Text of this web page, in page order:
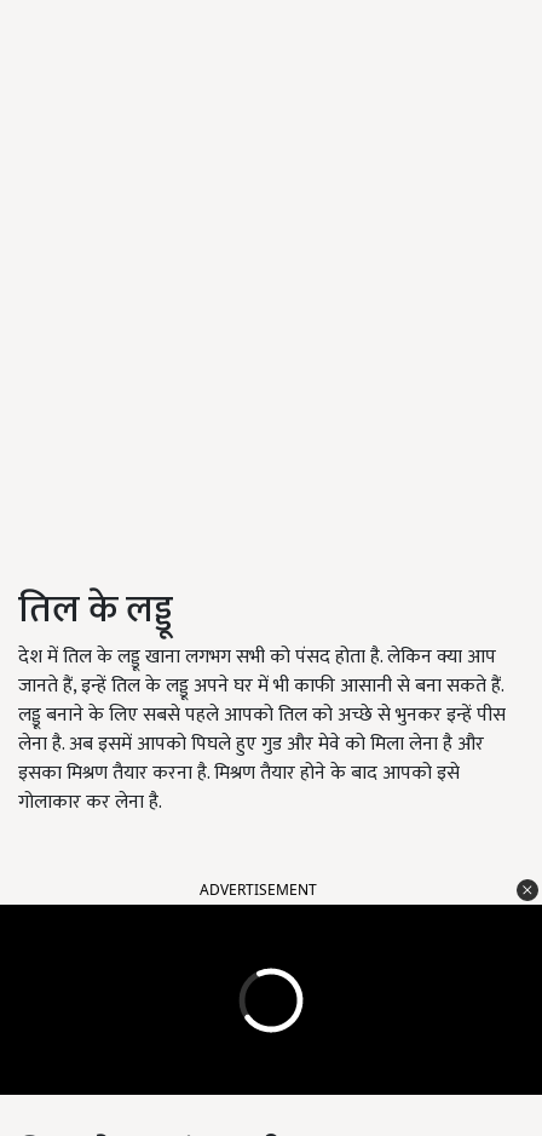
तिल के लड्डू
देश में तिल के लड्डू खाना लगभग सभी को पंसद होता है. लेकिन क्या आप
जानते हैं, इन्हें तिल के लड्डू अपने घर में भी काफी आसानी से बना सकते हैं.
लड्डू बनाने के लिए सबसे पहले आपको तिल को अच्छे से भुनकर इन्हें पीस
लेना है. अब इसमें आपको पिघले हुए गुड और मेवे को मिला लेना है और
इसका मिश्रण तैयार करना है. मिश्रण तैयार होने के बाद आपको इसे
गोलाकार कर लेना है.
ADVERTISEMENT